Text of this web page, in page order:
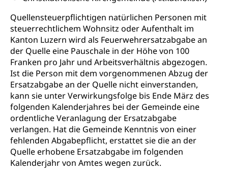
Quellensteuerpflichtigen natürlichen Personen mit
steuerrechtlichem Wohnsitz oder Aufenthalt im
Kanton Luzern wird als Feuerwehrersatzabgabe an
der Quelle eine Pauschale in der Höhe von 100
Franken pro Jahr und Arbeitsverhältnis abgezogen.
Ist die Person mit dem vorgenommenen Abzug der
Ersatzabgabe an der Quelle nicht einverstanden,
kann sie unter Verwirkungsfolge bis Ende März des
folgenden Kalenderjahres bei der Gemeinde eine
ordentliche Veranlagung der Ersatzabgabe
verlangen. Hat die Gemeinde Kenntnis von einer
fehlenden Abgabepflicht, erstattet sie die an der
Quelle erhobene Ersatzabgabe im folgenden
Kalenderjahr von Amtes wegen zurück.
Hilfslosenentschädigung (WAS Luzern)
AHV-Hinterlassenenrente (WAS Luzern)
AHV-Beiträge (WAS Luzern)
Informationsstelle AHV/IV
Ergänzungsleistungen (EL) (WAS Luzern)
AHV-Altersrente (WAS Luzern)
IV-Leistungen (WAS Luzern)
Behinderung
Körperbehinderung, körperliche Behinderung,
geistige Behinderung, psychische Behinderung,
Erwerbsunfähigkeit, Behinderte
Inklusion im Sport
Menschen mit Behinderungen
Kultur und Medien
Archive und Bibliotheken
Bücher, Bundesarchiv, Landesbibliothek
Staatsarchiv Luzern
Kulturelle Einrichtungen